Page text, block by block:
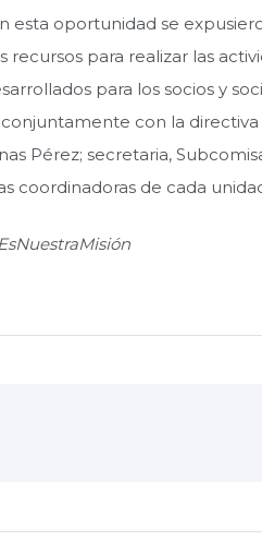
esta oportunidad se
recursos para realizar las
para los socios y
con la
Pérez; secretaria,
coordinadoras de cada